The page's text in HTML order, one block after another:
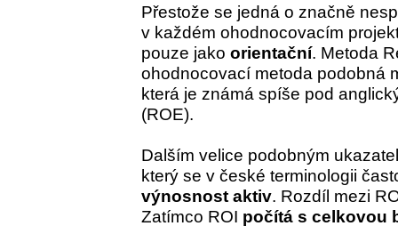
Přestože se jedná o značně
v každém ohodnocovacím
pouze jako orientační. Metoda
ohodnocovací metoda podobná
která je známá spíše pod
(ROE).
Dalším velice podobným
který se v české terminologii
výnosnost aktiv. Rozdíl mezi
Zatímco ROI počítá s celkovou